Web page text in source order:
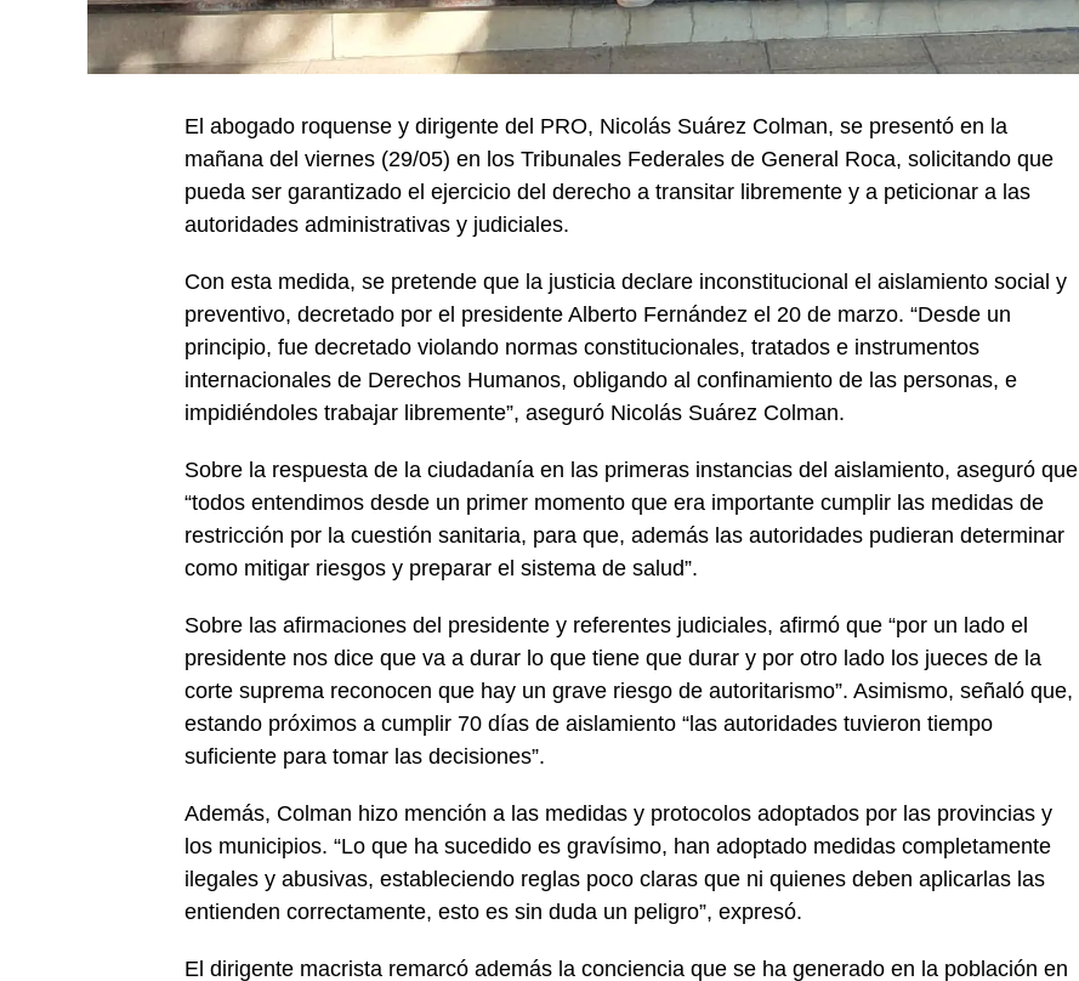
El abogado roquense y dirigente del PRO, Nicolás Suárez Colman, se presentó en la
mañana del viernes (29/05) en los Tribunales Federales de General Roca, solicitando que
pueda ser garantizado el ejercicio del derecho a transitar libremente y a peticionar a las
autoridades administrativas y judiciales.
Con esta medida, se pretende que la justicia declare inconstitucional el aislamiento social y
preventivo, decretado por el presidente Alberto Fernández el 20 de marzo. “Desde un
principio, fue decretado violando normas constitucionales, tratados e instrumentos
internacionales de Derechos Humanos, obligando al confinamiento de las personas, e
impidiéndoles trabajar libremente”, aseguró Nicolás Suárez Colman.
Sobre la respuesta de la ciudadanía en las primeras instancias del aislamiento, aseguró que
“todos entendimos desde un primer momento que era importante cumplir las medidas de
restricción por la cuestión sanitaria, para que, además las autoridades pudieran determinar
como mitigar riesgos y preparar el sistema de salud”.
Sobre las afirmaciones del presidente y referentes judiciales, afirmó que “por un lado el
presidente nos dice que va a durar lo que tiene que durar y por otro lado los jueces de la
corte suprema reconocen que hay un grave riesgo de autoritarismo”. Asimismo, señaló que,
estando próximos a cumplir 70 días de aislamiento “las autoridades tuvieron tiempo
suficiente para tomar las decisiones”.
Además, Colman hizo mención a las medidas y protocolos adoptados por las provincias y
los municipios. “Lo que ha sucedido es gravísimo, han adoptado medidas completamente
ilegales y abusivas, estableciendo reglas poco claras que ni quienes deben aplicarlas las
entienden correctamente, esto es sin duda un peligro”, expresó.
El dirigente macrista remarcó además la conciencia que se ha generado en la población en